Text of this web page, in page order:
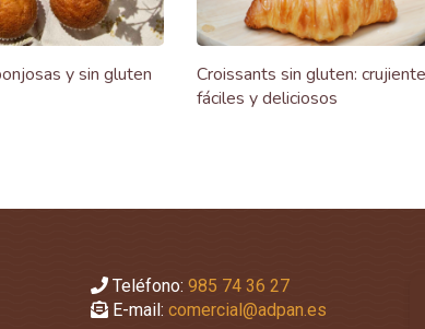
y sin gluten
Croissants sin gluten:
fáciles y deliciosos
Teléfono: 985 74 36 27
E-mail: comercial@adpan.es